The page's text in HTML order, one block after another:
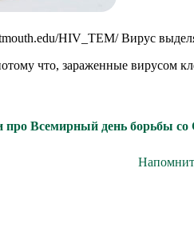
HIV_TEM/ Вирус
что, зараженные вирусом
про Всемирный день борьбы